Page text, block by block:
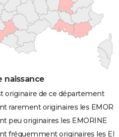
naissance
originaire de ce département
rarement originaires les
peu originaires les EMORINE
fréquemment originaires les